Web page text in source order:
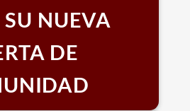
SU NUEVA
DE